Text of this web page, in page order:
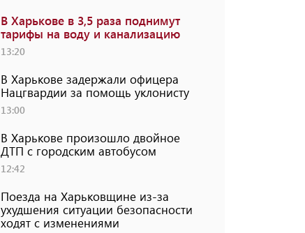
В Харькове в 3,5 раза поднимут
тарифы на воду и канализацию
13:20
В Харькове задержали офицера
Нацгвардии за помощь уклонисту
13:00
В Харькове произошло двойное
ДТП с городским автобусом
12:42
Поезда на Харьковщине из-за
ухудшения ситуации безопасности
ходят с изменениями